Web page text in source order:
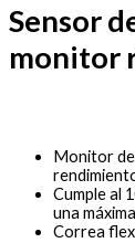
Sensor
monitor
Monitor
Cumple al
una
Correa